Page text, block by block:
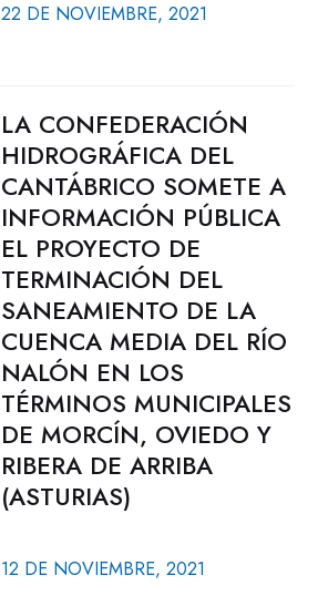
22 DE NOVIEMBRE, 2021
LA CONFEDERACIÓN
HIDROGRÁFICA DEL
CANTÁBRICO SOMETE A
INFORMACIÓN PÚBLICA
EL PROYECTO DE
TERMINACIÓN DEL
SANEAMIENTO DE LA
CUENCA MEDIA DEL RÍO
NALÓN EN LOS
TÉRMINOS MUNICIPALES
DE MORCÍN, OVIEDO Y
RIBERA DE ARRIBA
(ASTURIAS)
12 DE NOVIEMBRE, 2021